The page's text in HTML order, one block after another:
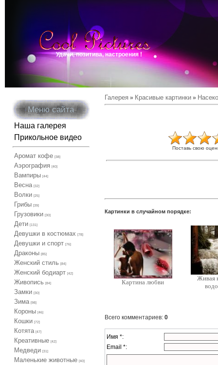
Удачи, позитива, настроения !
Меню сайта
Наша галерея
Прикольное видео
Аромат кофе [38]
Аэрография [40]
Вампиры [44]
Весна [32]
Волки [25]
Грибы [39]
Грузовики [30]
Дети [131]
Девушки в костюмах [78]
Девушки и спорт [76]
Драконы [85]
Женский стиль [84]
Женский бодиарт [42]
Живопись [84]
Замки [30]
Зима [98]
Короны [46]
Кошки [72]
Котята [47]
Креативные [42]
Медведи [31]
Маленькие животные [40]
Галерея » Красивые картинки»
Поставь свою
Картинки в случайном порядке:
Картина любви
Живая
Всего комментариев: 0
Имя *:
Email *: